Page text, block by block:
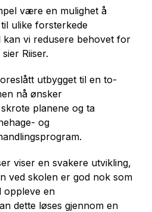
være en mulighet å
ulike forsterkede
kan vi redusere behovet for
Riiser.
utbygget til en to-
nå ønsker
planene og ta
og
viser en svakere utvikling,
ved skolen er god nok som
oppleve en
dette løses gjennom en